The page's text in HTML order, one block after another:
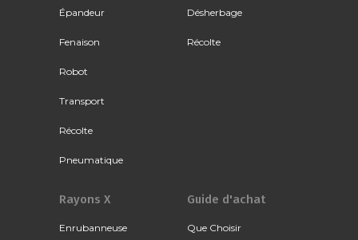
Épandeur
Fenaison
Robot
Transport
Récolte
Pneumatique
Désherbage
Récolte
Rayons X
Enrubanneuse
Guide d'achat
Que Choisir